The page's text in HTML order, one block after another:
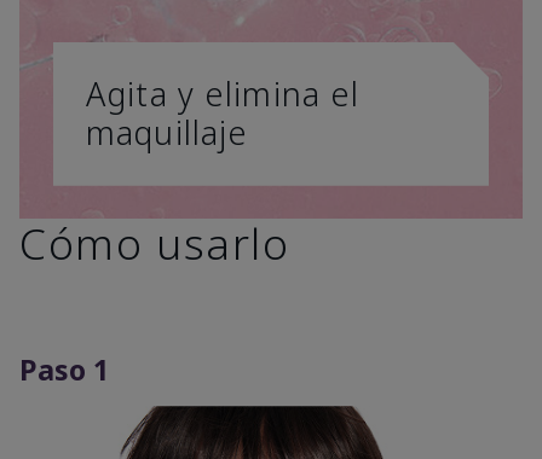
Agita y elimina el
maquillaje
Cómo usarlo
Paso 1